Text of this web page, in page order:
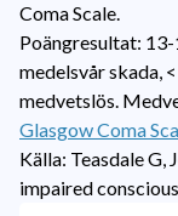
Coma Scale.
Poängresultat:
medelsvår skada,
medvetslös.
Glasgow Coma
Källa: Teasdale G,
impaired